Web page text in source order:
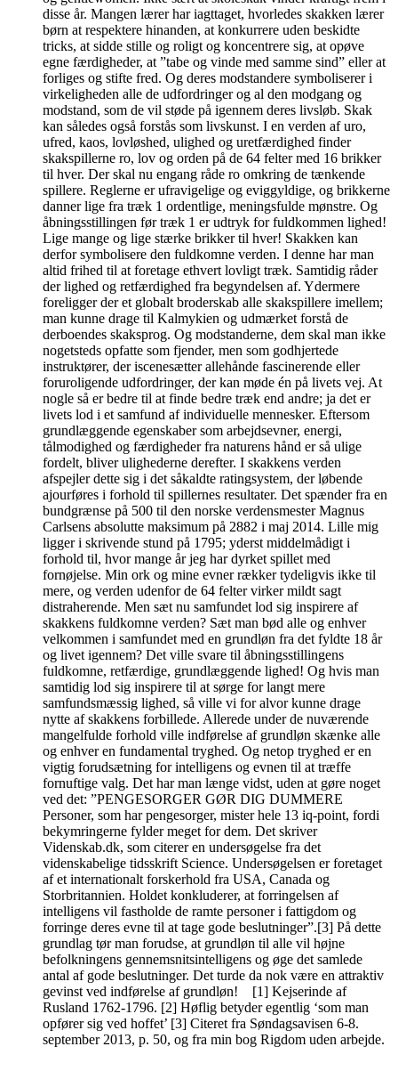
disse år. Mangen lærer har iagttaget, hvorledes skakken lærer
børn at respektere hinanden, at konkurrere uden beskidte
tricks, at sidde stille og roligt og koncentrere sig, at opøve
egne færdigheder, at ”tabe og vinde med samme sind” eller at
forliges og stifte fred. Og deres modstandere symboliserer i
virkeligheden alle de udfordringer og al den modgang og
modstand, som de vil støde på igennem deres livsløb. Skak
kan således også forstås som livskunst. I en verden af uro,
ufred, kaos, lovløshed, ulighed og uretfærdighed finder
skakspillerne ro, lov og orden på de 64 felter med 16 brikker
til hver. Der skal nu engang råde ro omkring de tænkende
spillere. Reglerne er ufravigelige og eviggyldige, og brikkerne
danner lige fra træk 1 ordentlige, meningsfulde mønstre. Og
åbningsstillingen før træk 1 er udtryk for fuldkommen lighed!
Lige mange og lige stærke brikker til hver! Skakken kan
derfor symbolisere den fuldkomne verden. I denne har man
altid frihed til at foretage ethvert lovligt træk. Samtidig råder
der lighed og retfærdighed fra begyndelsen af. Ydermere
foreligger der et globalt broderskab alle skakspillere imellem;
man kunne drage til Kalmykien og udmærket forstå de
derboendes skaksprog. Og modstanderne, dem skal man ikke
nogetsteds opfatte som fjender, men som godhjertede
instruktører, der iscenesætter allehånde fascinerende eller
foruroligende udfordringer, der kan møde én på livets vej. At
nogle så er bedre til at finde bedre træk end andre; ja det er
livets lod i et samfund af individuelle mennesker. Eftersom
grundlæggende egenskaber som arbejdsevner, energi,
tålmodighed og færdigheder fra naturens hånd er så ulige
fordelt, bliver ulighederne derefter. I skakkens verden
afspejler dette sig i det såkaldte ratingsystem, der løbende
ajourføres i forhold til spillernes resultater. Det spænder fra en
bundgrænse på 500 til den norske verdensmester Magnus
Carlsens absolutte maksimum på 2882 i maj 2014. Lille mig
ligger i skrivende stund på 1795; yderst middelmådigt i
forhold til, hvor mange år jeg har dyrket spillet med
fornøjelse. Min ork og mine evner rækker tydeligvis ikke til
mere, og verden udenfor de 64 felter virker mildt sagt
distraherende. Men sæt nu samfundet lod sig inspirere af
skakkens fuldkomne verden? Sæt man bød alle og enhver
velkommen i samfundet med en grundløn fra det fyldte 18 år
og livet igennem? Det ville svare til åbningsstillingens
fuldkomne, retfærdige, grundlæggende lighed! Og hvis man
samtidig lod sig inspirere til at sørge for langt mere
samfundsmæssig lighed, så ville vi for alvor kunne drage
nytte af skakkens forbillede. Allerede under de nuværende
mangelfulde forhold ville indførelse af grundløn skænke alle
og enhver en fundamental tryghed. Og netop tryghed er en
vigtig forudsætning for intelligens og evnen til at træffe
fornuftige valg. Det har man længe vidst, uden at gøre noget
ved det: ”PENGESORGER GØR DIG DUMMERE
Personer, som har pengesorger, mister hele 13 iq-point, fordi
bekymringerne fylder meget for dem. Det skriver
Videnskab.dk, som citerer en undersøgelse fra det
videnskabelige tidsskrift Science. Undersøgelsen er foretaget
af et internationalt forskerhold fra USA, Canada og
Storbritannien. Holdet konkluderer, at forringelsen af
intelligens vil fastholde de ramte personer i fattigdom og
forringe deres evne til at tage gode beslutninger”.[3] På dette
grundlag tør man forudse, at grundløn til alle vil højne
befolkningens gennemsnitsintelligens og øge det samlede
antal af gode beslutninger. Det turde da nok være en attraktiv
gevinst ved indførelse af grundløn! [1] Kejserinde af
Rusland 1762-1796. [2] Høflig betyder egentlig ‘som man
opfører sig ved hoffet’ [3] Citeret fra Søndagsavisen 6-8.
september 2013, p. 50, og fra min bog Rigdom uden arbejde.